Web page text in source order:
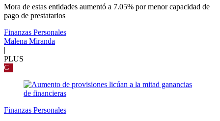
Mora de estas entidades aumentó a 7.05% por menor capacidad de
pago de prestatarios
Finanzas Personales
Malena Miranda
|
PLUS
G
Finanzas Personales